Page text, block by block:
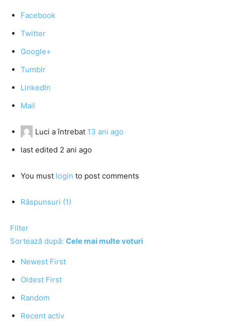
Facebook
Twitter
Google+
Tumblr
LinkedIn
Mail
Luci a întrebat 13 ani ago
last edited 2 ani ago
You must login to post comments
Răspunsuri (1)
Filter
Sortează după: Cele mai multe voturi
Newest First
Oldest First
Random
Recent activ